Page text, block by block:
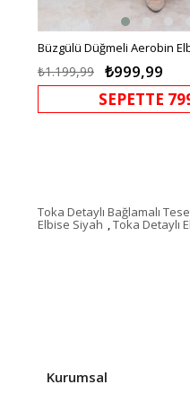
Büzgülü Düğmeli Aerobin
₺999,99
₺1.199,99
SEPETTE
Toka Detaylı Bağlamalı
Elbise Siyah ,Toka Detaylı
Kurumsal